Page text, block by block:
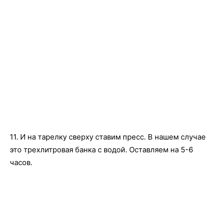
11. И на тарелку сверху ставим пресс. В нашем случае
это трехлитровая банка с водой. Оставляем на 5-6
часов.